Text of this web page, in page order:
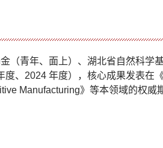
（青年、面上）、湖北省自然科学
度、2024 年度），核心成果发表在
Manufacturing》等本领域的权威